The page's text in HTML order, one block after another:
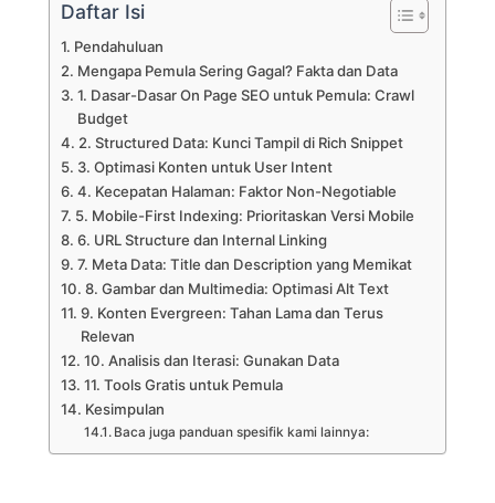
Daftar Isi
Pendahuluan
Mengapa Pemula Sering Gagal? Fakta dan Data
1. Dasar-Dasar On Page SEO untuk Pemula: Crawl
Budget
2. Structured Data: Kunci Tampil di Rich Snippet
3. Optimasi Konten untuk User Intent
4. Kecepatan Halaman: Faktor Non-Negotiable
5. Mobile-First Indexing: Prioritaskan Versi Mobile
6. URL Structure dan Internal Linking
7. Meta Data: Title dan Description yang Memikat
8. Gambar dan Multimedia: Optimasi Alt Text
9. Konten Evergreen: Tahan Lama dan Terus
Relevan
10. Analisis dan Iterasi: Gunakan Data
11. Tools Gratis untuk Pemula
Kesimpulan
Baca juga panduan spesifik kami lainnya: